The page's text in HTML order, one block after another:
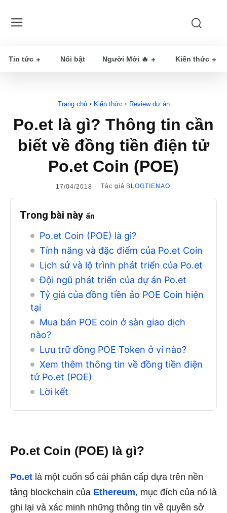
Tin tức Nổi bật Người Mới 🔥 Kiến thức
Trang chủ Kiến thức Review dự án
Po.et là gì? Thông tin cần
biết về đồng tiền điện tử
Po.et Coin (POE)
17/04/2018 Tác giả BLOGTIENAO
Trong bài này ẩn
Po.et Coin (POE) là gì?
Tính năng và đặc điểm của Po.et Coin
Lịch sử và lộ trình phát triển của Po.et
Đội ngũ phát triển của dự án Po.et
Tỷ giá của đồng tiền ảo POE Coin hiện
tại
Mua bán POE coin ở sàn giao dịch
nào?
Lưu trữ đồng POE Token ở ví nào?
Xem thêm thông tin về đồng tiền điện
tử Po.et (POE)
Lời kết
Po.et Coin (POE) là gì?
Po.et là một cuốn sổ cái phân cấp dựa trên nền
tảng blockchain của Ethereum, mục đích của nó là
ghi lại và xác minh những thông tin về quyền sở